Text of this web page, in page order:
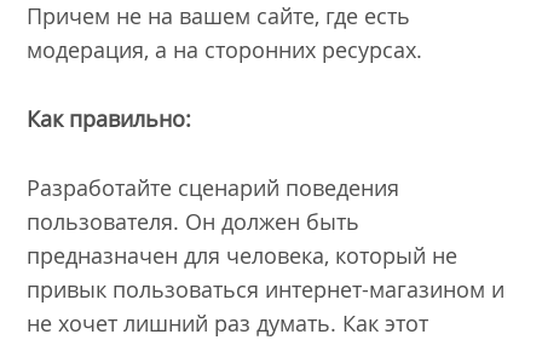
Причем не на вашем сайте, где есть
модерация, а на сторонних ресурсах.
Как правильно:
Разработайте сценарий поведения
пользователя. Он должен быть
предназначен для человека, который не
привык пользоваться интернет-магазином и
не хочет лишний раз думать. Как этот